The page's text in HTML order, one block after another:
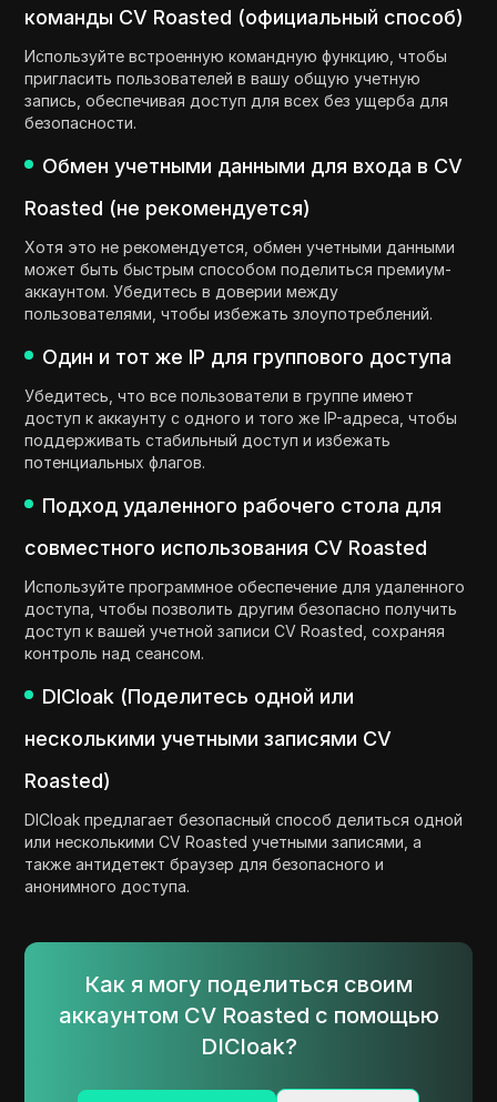
команды CV Roasted (официальный способ)
Используйте встроенную командную функцию, чтобы
пригласить пользователей в вашу общую учетную
запись, обеспечивая доступ для всех без ущерба для
безопасности.
Обмен учетными данными для входа в CV
Roasted (не рекомендуется)
Хотя это не рекомендуется, обмен учетными данными
может быть быстрым способом поделиться премиум-
аккаунтом. Убедитесь в доверии между
пользователями, чтобы избежать злоупотреблений.
Один и тот же IP для группового доступа
Убедитесь, что все пользователи в группе имеют
доступ к аккаунту с одного и того же IP-адреса, чтобы
поддерживать стабильный доступ и избежать
потенциальных флагов.
Подход удаленного рабочего стола для
совместного использования CV Roasted
Используйте программное обеспечение для удаленного
доступа, чтобы позволить другим безопасно получить
доступ к вашей учетной записи CV Roasted, сохраняя
контроль над сеансом.
DICloak (Поделитесь одной или
несколькими учетными записями CV
Roasted)
DICloak предлагает безопасный способ делиться одной
или несколькими CV Roasted учетными записями, а
также антидетект браузер для безопасного и
анонимного доступа.
Как я могу поделиться своим
аккаунтом CV Roasted с помощью
DICloak?